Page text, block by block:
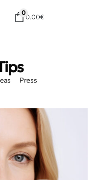
00.00€
Press